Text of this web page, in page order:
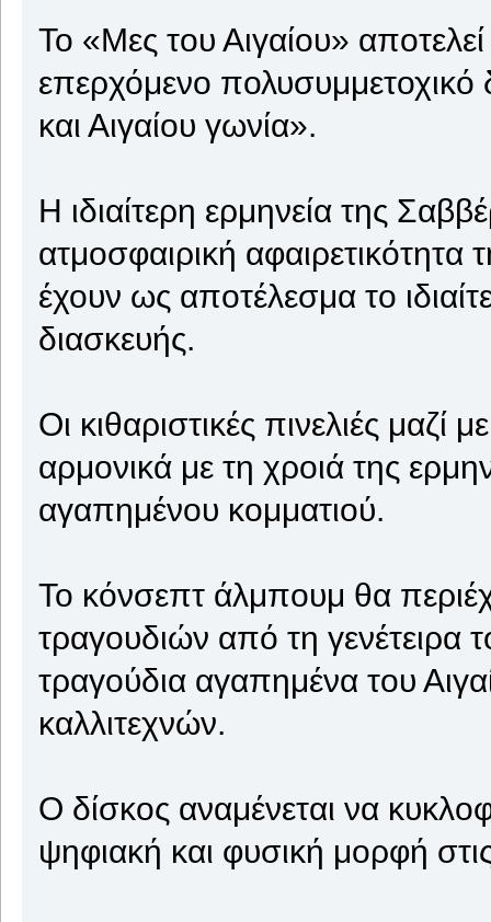
Το «Μες του Αιγαίου»
επερχόμενο πολυσυμμετοχικό
και Αιγαίου γωνία».
Η ιδιαίτερη ερμηνεία της
ατμοσφαιρική
έχουν ως αποτέλεσμα το
διασκευής.
Οι κιθαριστικές πινελιές μαζί
αρμονικά με τη χροιά της
αγαπημένου κομματιού.
Το κόνσεπτ άλμπουμ θα
τραγουδιών από τη γενέτειρα
τραγούδια αγαπημένα του
καλλιτεχνών.
Ο δίσκος αναμένεται να
ψηφιακή και φυσική μορφή